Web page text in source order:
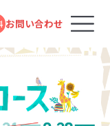
お問い合わせ
の特徴 保護者